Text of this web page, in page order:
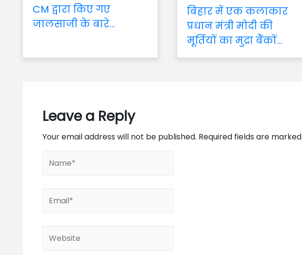
CM द्वारा किए गए
जालसाजी के बारे...
बिहार में एक कलाकार
प्रधान मंत्री मोदी की
मूर्तियों का मुद्रा बैंकों...
Leave a Reply
Your email address will not be published. Required fields are marked